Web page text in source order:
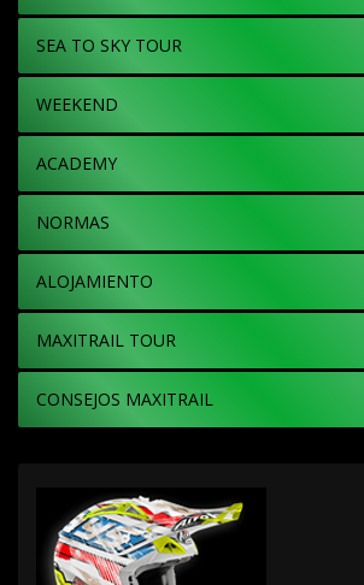
SEA TO SKY TOUR
WEEKEND
ACADEMY
NORMAS
ALOJAMIENTO
MAXITRAIL TOUR
CONSEJOS MAXITRAIL